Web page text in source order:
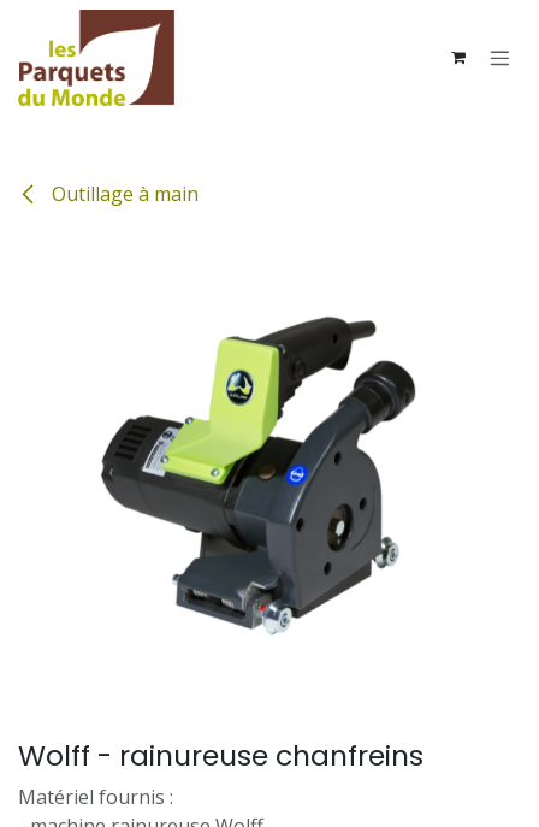
Se rendre au contenu
Outillage à main
Wolff - rainureuse chanfreins
Matériel fournis :